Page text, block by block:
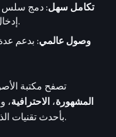
تكامل سهل: دمج سلس
إدخال صوت عالي الجودة إلى مشاريعك بسهولة.
وصول عالمي: بدعم
تصفح مكتبة
المشهورة، الاحترافية، و
بأحدث تقنيات الذكاء الاصطناعي واصنع تجارب غامرة لمستمعيك.